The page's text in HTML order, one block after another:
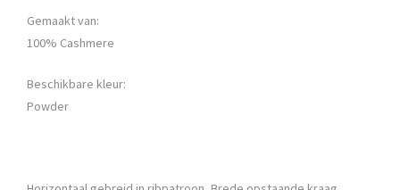
Gemaakt van:
100% Cashmere
Beschikbare kleur:
Powder